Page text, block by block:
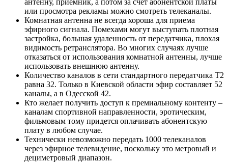
или просмотра рекламы можно смотреть телеканалы.
Комнатная антенна не всегда хороша для приема
эфирного сигнала. Помехами могут выступать плотная
застройка, большая удаленность от передатчика, плохая
видимость ретранслятора. Во многих случаях лучше
отказаться от использования комнатной антенны, лучше
использовать внешнюю антенну.
Количество каналов в сети стандартного передатчика Т2
равна 32. Только в Киевской области эфир составляет 52
каналы, а в Одесской 42.
Кто желает получить доступ к премиальному контенту –
каналам спортивной направленности, эротическим,
фильмовым тому придется оплачивать абонентскую
плату в любом случае.
Технически невозможно передать 1000 телеканалов
через эфирное телевидение, поскольку это метровый и
дециметровый диапазон.